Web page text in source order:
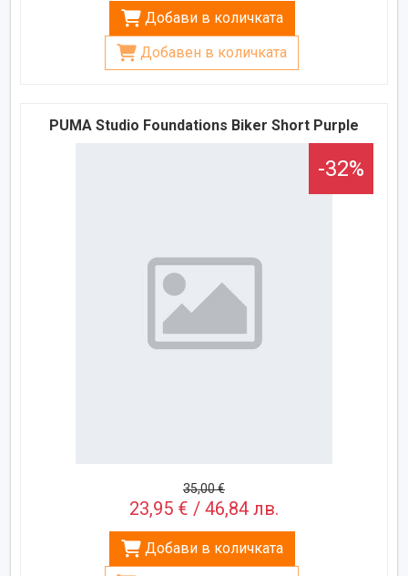
Добави в количката
Добавен в количката
PUMA Studio Foundations Biker Short Purple
-32%
35,00 €
23,95 € / 46,84 лв.
Добави в количката